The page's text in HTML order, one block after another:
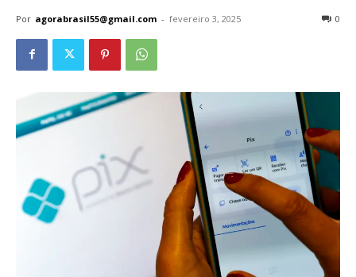
Por agorabrasil55@gmail.com - fevereiro 3, 2025 0